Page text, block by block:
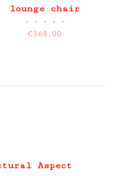
lounge chair
• • • • •
€368,00
Aspect